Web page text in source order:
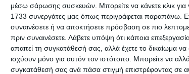
μέσω σάρωσης συσκευών. Μπορείτε να κάνετε κλικ για
1733 συνεργάτες μας όπως περιγράφεται παραπάνω.
συναινέσετε ή να αποκτήσετε πρόσβαση σε πιο
πριν συναινέσετε. Λάβετε υπόψη ότι κάποια
απαιτεί τη συγκατάθεσή σας, αλλά έχετε το δικαίωμα
ισχύουν μόνο για αυτόν τον ιστότοπο. Μπορείτε να
συγκατάθεσή σας ανά πάσα στιγμή επιστρέφοντας σε
Χτίζει αυτάρκεια στα
επόμενη δεκαετία
Η Βραζιλία, μια από τις παγκόσμιες
παραγωγός καλαμποκιού και σόγιας,
αυτάρκης στην παραγωγή σιταριού
δεκαετίας, σύμφωνα με έκθεση της
Service (FAS) του Υπουργείου